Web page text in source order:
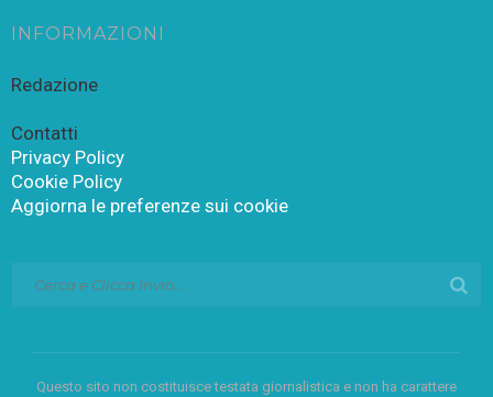
INFORMAZIONI
Redazione
Contatti
Privacy Policy
Cookie Policy
Aggiorna le preferenze sui cookie
Questo sito non costituisce testata giornalistica e non ha carattere